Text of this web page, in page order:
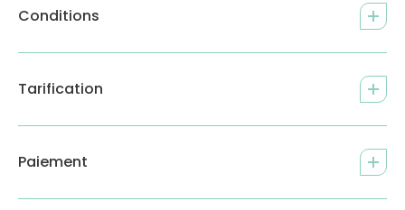
Conditions
Tarification
Paiement